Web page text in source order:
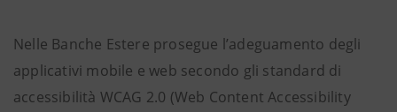
Nelle Banche Estere prosegue l’adeguamento degli
applicativi mobile e web secondo gli standard di
accessibilità WCAG 2.0 (Web Content Accessibility